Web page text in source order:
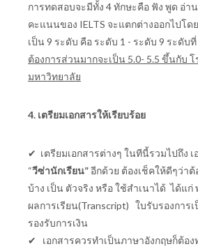
การทดสอบจะมีทั้ง 4 ทักษะคือ ฟัง พูด อ่า
คะแนนของ IELTS จะแตกต่างออกไปโด
เป็น 9 ระดับ คือ ระดับ 1 - ระดับ 9 ระดับที่
ต้องการส่วนมากจะเป็น 5.0- 5.5 ขึ้นกับ โ
มหาวิทยาลัย
4. เตรียมเอกสารให้เรียบร้อย
✔ เตรียมเอกสารต่างๆ ในทีนี้รวมไปถึง
“วีซ่านักเรียน”อีกด้วย ต้องเช็คให้ดีๆว่าต้
บ้าง เป็น ตัวจริง หรือ ใช้สำเนาได้ ได้แ
ผลการเรียน(Transcript) ใบรับรองการ
รองรับการเงิน
✔ เอกสารควรทำเป็นภาษาอังกฤษก็ต้อง